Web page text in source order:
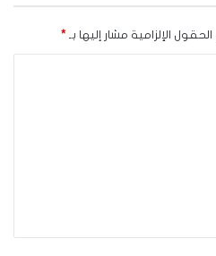
الحقول الإلزامية مشار إليها بـ *